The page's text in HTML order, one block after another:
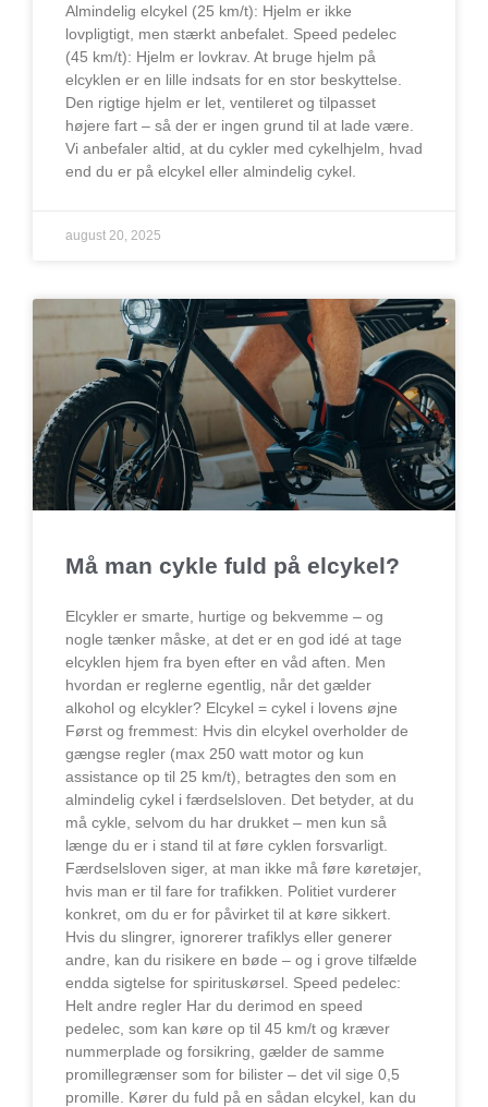
Almindelig elcykel (25 km/t): Hjelm er ikke
lovpligtigt, men stærkt anbefalet. Speed pedelec
(45 km/t): Hjelm er lovkrav. At bruge hjelm på
elcyklen er en lille indsats for en stor beskyttelse.
Den rigtige hjelm er let, ventileret og tilpasset
højere fart – så der er ingen grund til at lade være.
Vi anbefaler altid, at du cykler med cykelhjelm, hvad
end du er på elcykel eller almindelig cykel.
august 20, 2025
Må man cykle fuld på elcykel?
Elcykler er smarte, hurtige og bekvemme – og
nogle tænker måske, at det er en god idé at tage
elcyklen hjem fra byen efter en våd aften. Men
hvordan er reglerne egentlig, når det gælder
alkohol og elcykler? Elcykel = cykel i lovens øjne
Først og fremmest: Hvis din elcykel overholder de
gængse regler (max 250 watt motor og kun
assistance op til 25 km/t), betragtes den som en
almindelig cykel i færdselsloven. Det betyder, at du
må cykle, selvom du har drukket – men kun så
længe du er i stand til at føre cyklen forsvarligt.
Færdselsloven siger, at man ikke må føre køretøjer,
hvis man er til fare for trafikken. Politiet vurderer
konkret, om du er for påvirket til at køre sikkert.
Hvis du slingrer, ignorerer trafiklys eller generer
andre, kan du risikere en bøde – og i grove tilfælde
endda sigtelse for spirituskørsel. Speed pedelec:
Helt andre regler Har du derimod en speed
pedelec, som kan køre op til 45 km/t og kræver
nummerplade og forsikring, gælder de samme
promillegrænser som for bilister – det vil sige 0,5
promille. Kører du fuld på en sådan elcykel, kan du